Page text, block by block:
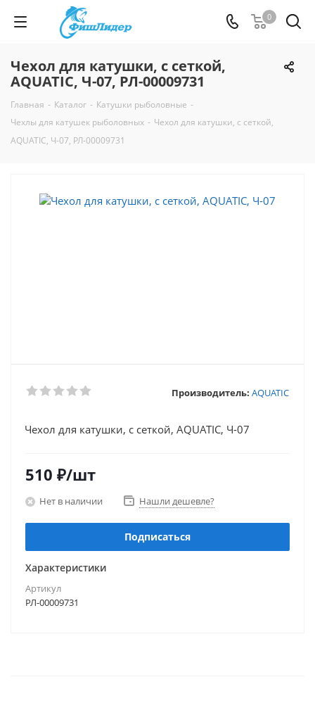
0
Чехол для катушки, с сеткой,
AQUATIC, Ч-07, РЛ-00009731
Главная - Каталог - Катушки рыболовные -
Чехлы для катушек рыболовных - Чехол для катушки, с сеткой,
AQUATIC, Ч-07, РЛ-00009731
Производитель: AQUATIC
Чехол для катушки, с сеткой, AQUATIC, Ч-07
510 ₽/шт
Нет в наличии Нашли дешевле?
Подписаться
Характеристики
Артикул
РЛ-00009731